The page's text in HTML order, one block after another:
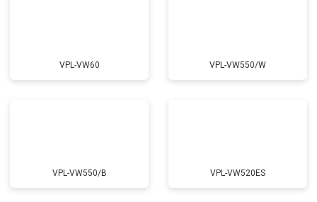
VPL-VW60 VPL-VW550/W
VPL-VW550/B VPL-VW520ES